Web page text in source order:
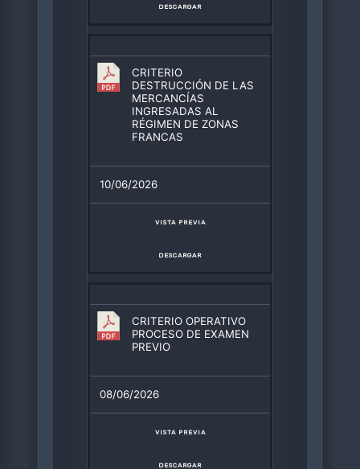
DESCARGAR
CRITERIO
DESTRUCCIÓN DE LAS
MERCANCÍAS
INGRESADAS AL
RÉGIMEN DE ZONAS
FRANCAS
10/06/2026
VISTA PREVIA
DESCARGAR
CRITERIO OPERATIVO
PROCESO DE EXAMEN
PREVIO
08/06/2026
VISTA PREVIA
DESCARGAR